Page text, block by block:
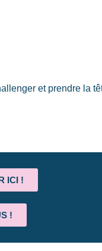
et prendre la
ICI !
!